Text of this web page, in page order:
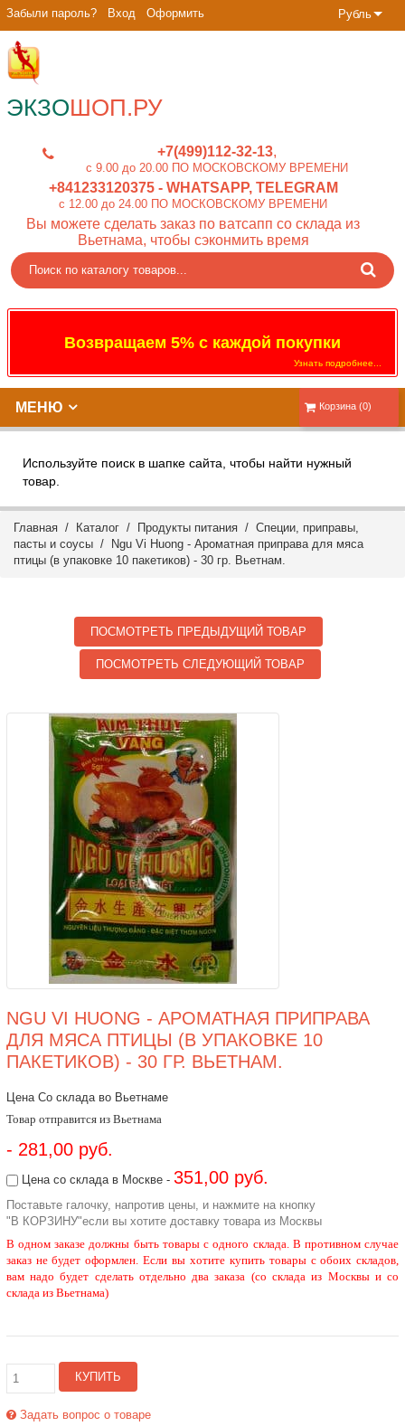
Рубль
Забыли пароль? Вход Оформить
ЭКЗОШОП.РУ
+7(499)112-32-13
c 9.00 до 20.00 ПО МОСКОВСКОМУ ВРЕМЕНИ
+841233120375- WHATSAPP, TELEGRAM
c 12.00 до 24.00 ПО МОСКОВСКОМУ ВРЕМЕНИ
Вы можете сделать заказ по ватсапп со склада из
Вьетнама, чтобы сэконмить время
Возвращаем 5% с каждой покупки
Узнать подробнее...
Корзина (0)
МЕНЮ
Используйте поиск в шапке сайта, чтобы найти нужный
товар.
Главная / Каталог / Продукты питания / Специи, приправы,
пасты и соусы / Ngu Vi Huong - Ароматная приправа для мяса
птицы (в упаковке 10 пакетиков) - 30 гр. Вьетнам.
ПОСМОТРЕТЬ ПРЕДЫДУЩИЙ ТОВАР
ПОСМОТРЕТЬ СЛЕДУЮЩИЙ ТОВАР
NGU VI HUONG - АРОМАТНАЯ ПРИПРАВА
ДЛЯ МЯСА ПТИЦЫ (В УПАКОВКЕ 10
ПАКЕТИКОВ) - 30 ГР. ВЬЕТНАМ.
Цена Со склада во Вьетнаме
Товар отправится из Вьетнама
- 281,00 руб.
Цена со склада в Москве - 351,00 руб.
Поставьте галочку, напротив цены, и нажмите на кнопку
"В КОРЗИНУ"если вы хотите доставку товара из Москвы
В одном заказе должны быть товары с одного склада. В противном случае
заказ не будет оформлен. Если вы хотите купить товары с обоих складов,
вам надо будет сделать отдельно два заказа (со склада из Москвы и со
склада из Вьетнама)
КУПИТЬ
Задать вопрос о товаре